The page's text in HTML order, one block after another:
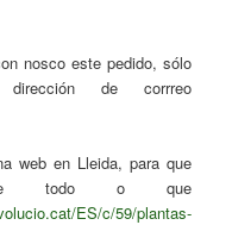
nosco este pedido, sólo
de corrreo
web en Lleida, para que
todo o que
ES/c/59/plantas-